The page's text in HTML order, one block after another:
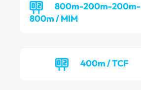
800m-200m-200m-
800m / MIM
400m / TCF